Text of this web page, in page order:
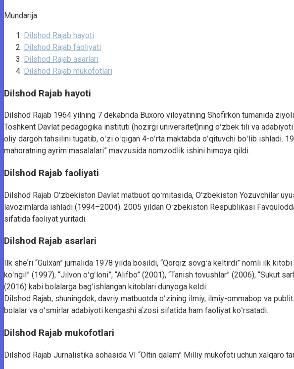
Mundarija
Dilshod Rajab hayoti
Dilshod Rajab faoliyati
Dilshod Rajab asarlari
Dilshod Rajab mukofotlari
Dilshod Rajab hayoti
Dilshod Rajab 1964 yilning 7 dekabrida Buxoro viloyatining Shofirkon tumanida
Toshkent Davlat pedagogika instituti (hozirgi universitet)ning oʻzbek tili va
oliy dargoh tahsilini tugatib, oʻzi oʻqigan 4-oʻrta maktabda oʻqituvchi boʻlib
mahoratning ayrim masalalari” mavzusida nomzodlik ishini himoya qildi.
Dilshod Rajab faoliyati
Dilshod Rajab Oʻzbekiston Davlat matbuot qoʻmitasida, Oʻzbekiston Yozuvchilar
lavozimlarda ishladi (1994–2004). 2005 yildan Oʻzbekiston Respublikasi
sifatida faoliyat yuritadi.
Dilshod Rajab asarlari
Ilk sheʼri “Gulxan” jurnalida 1978 yilda bosildi, “Qorqiz sovgʻa keltirdi” nomli ilk
koʻngil” (1997), “Jilvon oʻgʻloni”, “Alifbo” (2001), “Tanish tovushlar” (2006), “Sukut
(2016) kabi bolalarga bagʻishlangan kitoblari dunyoga keldi.
Dilshod Rajab, shuningdek, davriy matbuotda oʻzining ilmiy, ilmiy-ommabop va
bolalar va oʻsmirlar adabiyoti kengashi aʼzosi sifatida ham faoliyat koʻrsatadi.
Dilshod Rajab mukofotlari
Dilshod Rajab Jurnalistika sohasida VI “Oltin qalam” Milliy mukofoti uchun xalqaro